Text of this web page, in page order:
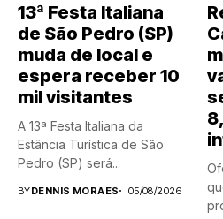
13ª Festa Italiana
de São Pedro (SP)
muda de local e
espera receber 10
mil visitantes
A 13ª Festa Italiana da
Estância Turística de São
Pedro (SP) será...
BYDENNIS MORAES 05/08/2026